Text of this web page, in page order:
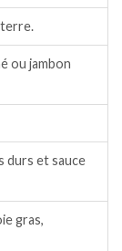
terre.
ou jambon
durs et sauce
gras,